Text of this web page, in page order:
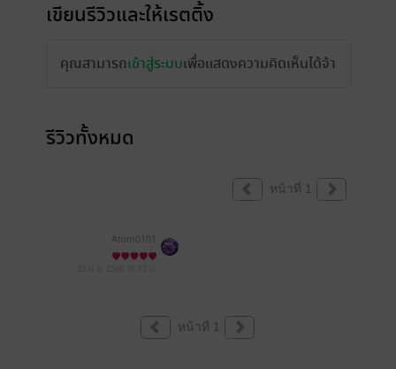
เขียนรีวิวและให้เรตติ้ง
คุณสามารถเข้าสู่ระบบเพื่อแสดงความคิดเห็นได้จ้า
รีวิวทั้งหมด
หน้าที่ 1
Atom0101
หน้าที่ 1